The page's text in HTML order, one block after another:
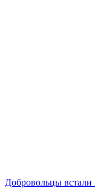
Добровольцы встали